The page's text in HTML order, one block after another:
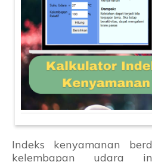
Indeks kenyamanan
kelembapan udara